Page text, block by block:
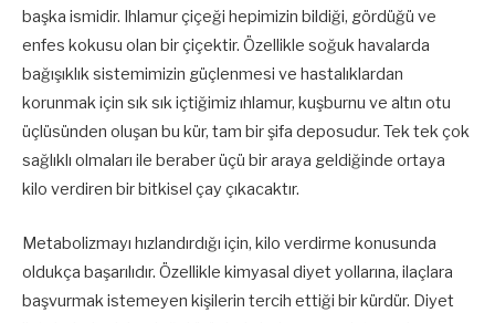
başka ismidir. Ihlamur çiçeği hepimizin bildiği, gördüğü ve
enfes kokusu olan bir çiçektir. Özellikle soğuk havalarda
bağışıklık sistemimizin güçlenmesi ve hastalıklardan
korunmak için sık sık içtiğimiz ıhlamur, kuşburnu ve altın otu
üçlüsünden oluşan bu kür, tam bir şifa deposudur. Tek tek çok
sağlıklı olmaları ile beraber üçü bir araya geldiğinde ortaya
kilo verdiren bir bitkisel çay çıkacaktır.
Metabolizmayı hızlandırdığı için, kilo verdirme konusunda
oldukça başarılıdır. Özellikle kimyasal diyet yollarına, ilaçlara
başvurmak istemeyen kişilerin tercih ettiği bir kürdür. Diyet